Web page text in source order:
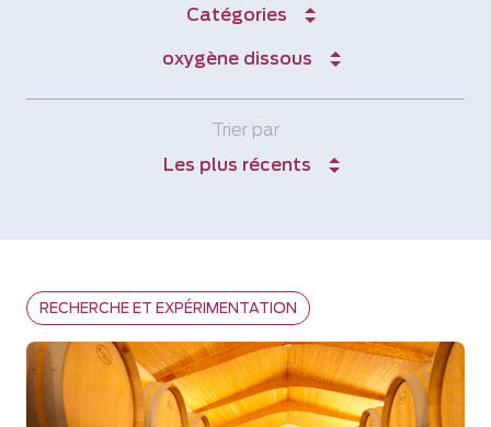
Catégories
oxygène dissous
Trier par
Les plus récents
RECHERCHE ET EXPÉRIMENTATION